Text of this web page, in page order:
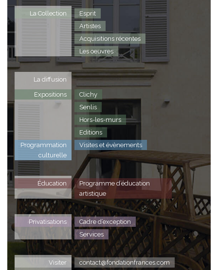
La Collection
Esprit
Artistes
Acquisitions récentes
Les oeuvres
La diffusion
Expositions
Clichy
Senlis
Hors-les-murs
Editions
Programmation
culturelle
Visites et évènements
Éducation
Programme d’éducation
artistique
Privatisations
Cadre d’exception
Services
Visiter contact@fondationfrances.com